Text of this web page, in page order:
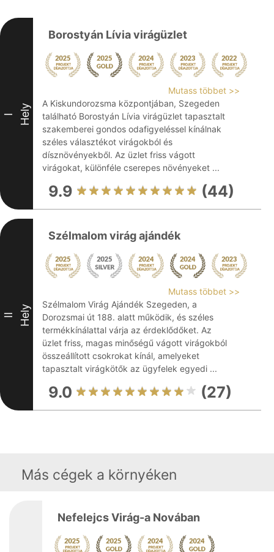
I Hely
Borostyán Lívia virágüzlet
Mutass többet >>
A Kiskundorozsma központjában, Szegeden
található Borostyán Lívia virágüzlet tapasztalt
szakemberei gondos odafigyeléssel kínálnak
széles választékot virágokból és
dísznövényekből. Az üzlet friss vágott
virágokat, különféle cserepes növényeket ...
9.9 (44)
II Hely
Szélmalom virág ajándék
Mutass többet >>
Szélmalom Virág Ajándék Szegeden, a
Dorozsmai út 188. alatt működik, és széles
termékkínálattal várja az érdeklődőket. Az
üzlet friss, magas minőségű vágott virágokból
összeállított csokrokat kínál, amelyeket
tapasztalt virágkötők az ügyfelek egyedi ...
9.0 (27)
Más cégek a környéken
Nefelejcs Virág-a Novában